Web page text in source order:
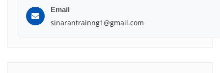
Email
sinarantrainng1@gmail.com